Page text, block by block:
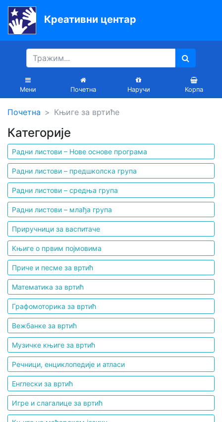
Креативни центар
Мени Почетна Наручи Корпа
Почетна
Књиге
Уџбеници
вртиће
Лектира
Акције
Блог
Latinica
Мој
налог
Почетна Књиге за вртиће
Категорије
Радни листови – Нове основе програма
Радни листови – предшколска група
Радни листови – средња група
Радни листови – млађа група
Приручници за васпитаче
Књиге о првим појмовима
Приче и песме за вртић
Математика за вртић
Графомоторика за вртић
Вежбанке за вртић
Музичке књиге за вртић
Речници, енциклопедије и атласи
Енглески за вртић
Игре и слагалице за вртић